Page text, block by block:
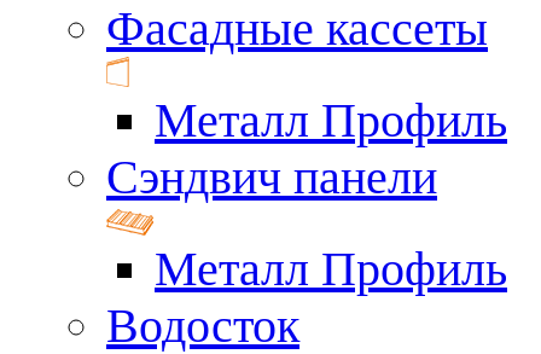
Фасадные кассеты
Металл Профиль
Сэндвич панели
Металл Профиль
Водосток